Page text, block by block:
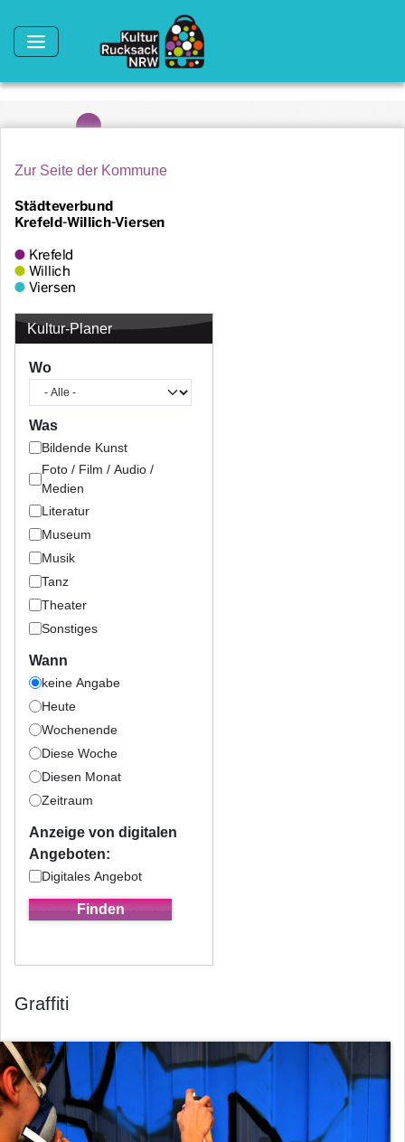
Zur Seite der Kommune
Kultur-Planer
Wo
Was
Bildende Kunst
Foto / Film / Audio /
Medien
Literatur
Museum
Musik
Tanz
Theater
Sonstiges
Wann
keine Angabe
Heute
Wochenende
Diese Woche
Diesen Monat
Zeitraum
Anzeige von digitalen
Angeboten:
Digitales Angebot
Graffiti